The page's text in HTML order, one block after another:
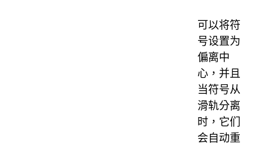
可以将符
号设置为
偏离中
心，并且
当符号从
滑轨分离
时，它们
会自动重